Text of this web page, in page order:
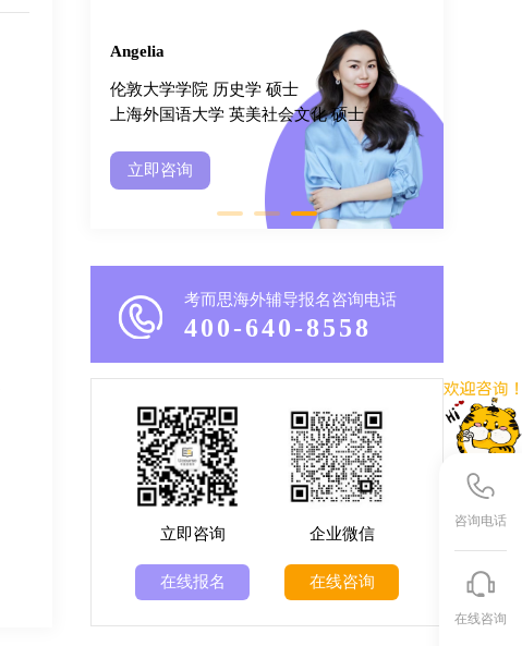
加州大学伯克利分校 机械工程 硕士
加州大学伯克利分校 机械工程 学士
立即咨询
考而思海外辅导报名咨询电话
400-640-8558
立即咨询
在线报名
企业微信
在线咨询
咨询电话
在线咨询